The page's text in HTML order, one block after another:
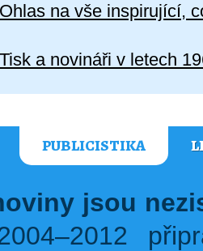
na vše inspirující,
a novináři v letech
PUBLICISTIKA
jsou